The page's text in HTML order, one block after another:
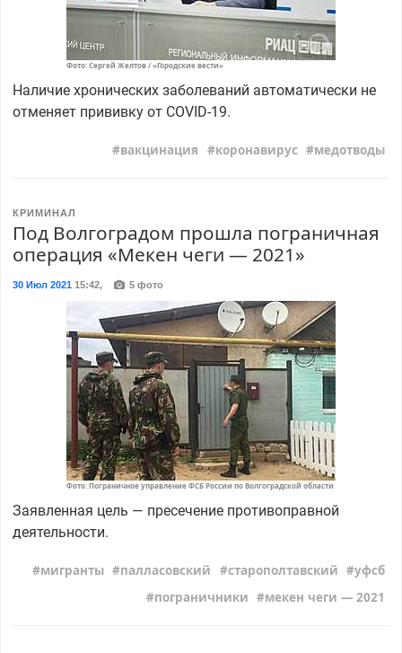
Фото: Сергей Желтов / «Городские вести»
Наличие хронических заболеваний автоматически не
отменяет прививку от COVID-19.
вакцинация коронавирус медотводы
КРИМИНАЛ
Под Волгоградом прошла пограничная
операция «Мекен чеги — 2021»
30 Июл 202115:42, 5 фото
Фото: Пограничное управление ФСБ России по Волгоградской области
Заявленная цель — пресечение противоправной
деятельности.
мигранты палласовский старополтавский
уфсб
пограничники
мекен чеги — 2021